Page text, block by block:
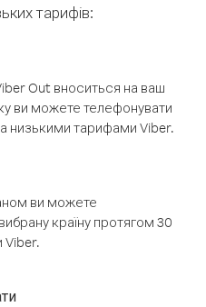
тарифів:
Out вноситься на ваш
ви можете телефонувати
низькими тарифами Viber.
ви можете
країну протягом 30
Viber.